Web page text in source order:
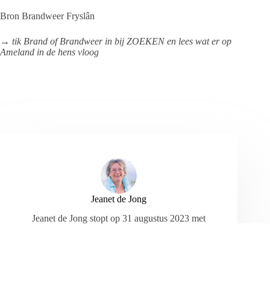
Bron Brandweer Fryslân
→ tik Brand of Brandweer in bij ZOEKEN en lees wat er op
Ameland in de hens vloog
Jeanet de Jong
Jeanet de Jong stopt op 31 augustus 2023 met